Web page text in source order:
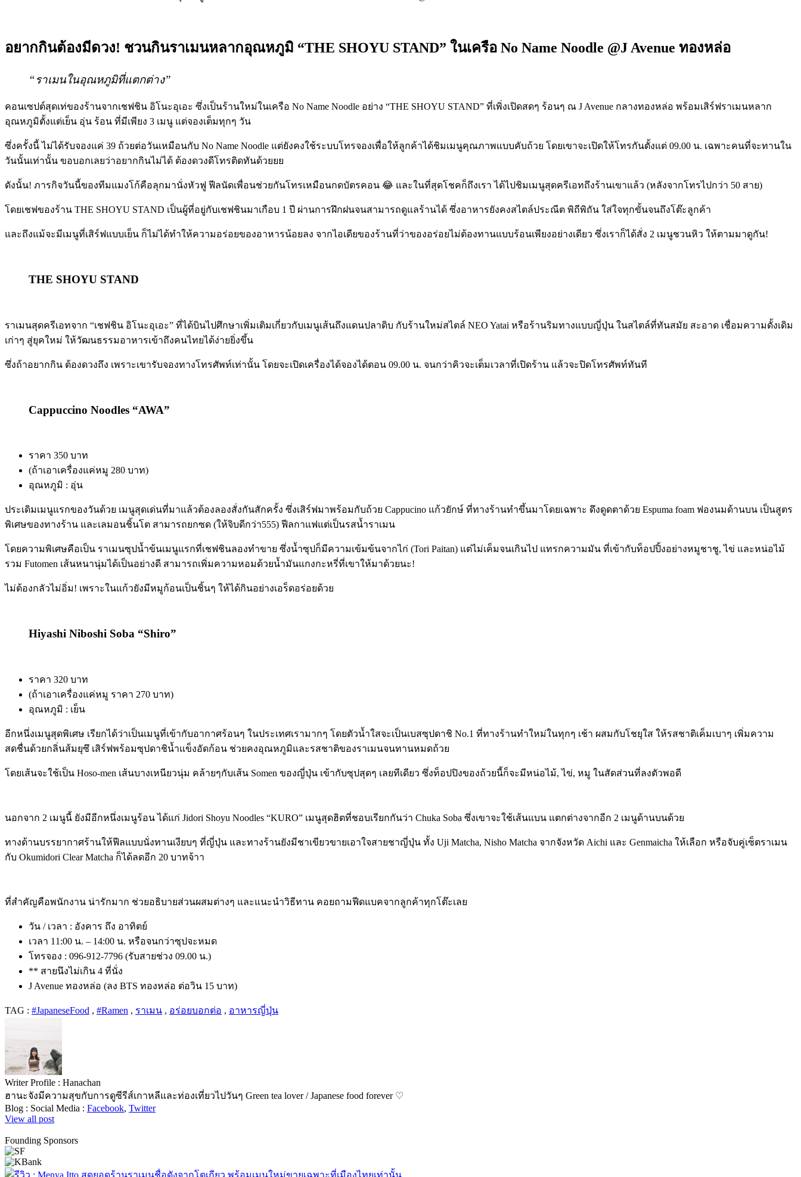
อยากกินต้องมีดวง! ชวนกินราเมนหลากอุณหภูมิ “THE SHOYU STAND” ในเครือ No Name Noodle @J Avenue ทองหล่อ
“ราเมนในอุณหภูมิที่แตกต่าง”
คอนเซปต์สุดเท่ของร้านจากเชฟชิน อิโนะอุเอะ ซึ่งเป็นร้านใหม่ในเครือ No Name Noodle อย่าง “THE SHOYU STAND” ที่เพิ่งเปิดสดๆ ร้อนๆ ณ J Avenue กลางทองหล่อ พร้อมเสิร์ฟราเมนหลาก
อุณหภูมิตั้งแต่เย็น อุ่น ร้อน ที่มีเพียง 3 เมนู แต่จองเต็มทุกๆ วัน
ซึ่งครั้งนี้ ไม่ได้รับจองแค่ 39 ถ้วยต่อวันเหมือนกับ No Name Noodle แต่ยังคงใช้ระบบโทรจองเพื่อให้ลูกค้าได้ชิมเมนูคุณภาพแบบคับถ้วย โดยเขาจะเปิดให้โทรกันตั้งแต่ 09.00 น. เฉพาะคนที่จะทานใน
วันนั้นเท่านั้น ขอบอกเลยว่าอยากกินไม่ได้ ต้องดวงดีโทรติดทันด้วยยย
ดังนั้น! ภารกิจวันนี้ของทีมแมงโก้คือลุกมานั่งหัวฟู ฟีลนัดเพื่อนช่วยกันโทรเหมือนกดบัตรคอน 😂 และในที่สุดโชคก็ถึงเรา ได้ไปชิมเมนูสุดครีเอทถึงร้านเขาแล้ว (หลังจากโทรไปกว่า 50 สาย)
โดยเชฟของร้าน THE SHOYU STAND เป็นผู้ที่อยู่กับเชฟชินมาเกือบ 1 ปี ผ่านการฝึกฝนจนสามารถดูแลร้านได้ ซึ่งอาหารยังคงสไตล์ประณีต พิถีพิถัน ใส่ใจทุกขั้นจนถึงโต๊ะลูกค้า
และถึงแม้จะมีเมนูที่เสิร์ฟแบบเย็น ก็ไม่ได้ทำให้ความอร่อยของอาหารน้อยลง จากไอเดียของร้านที่ว่าของอร่อยไม่ต้องทานแบบร้อนเพียงอย่างเดียว ซึ่งเราก็ได้สั่ง 2 เมนูชวนหิว ให้ตามมาดูกัน!
THE SHOYU STAND
ราเมนสุดครีเอทจาก “เชฟชิน อิโนะอุเอะ” ที่ได้บินไปศึกษาเพิ่มเติมเกี่ยวกับเมนูเส้นถึงแดนปลาดิบ กับร้านใหม่สไตล์ NEO Yatai หรือร้านริมทางแบบญี่ปุ่น ในสไตล์ที่ทันสมัย สะอาด เชื่อมความดั้งเดิม
เก่าๆ สู่ยุคใหม่ ให้วัฒนธรรมอาหารเข้าถึงคนไทยได้ง่ายยิ่งขึ้น
ซึ่งถ้าอยากกิน ต้องดวงถึง เพราะเขารับจองทางโทรศัพท์เท่านั้น โดยจะเปิดเครื่องได้จองได้ตอน 09.00 น. จนกว่าคิวจะเต็มเวลาที่เปิดร้าน แล้วจะปิดโทรศัพท์ทันที
Cappuccino Noodles “AWA”
ราคา 350 บาท
(ถ้าเอาเครื่องแค่หมู 280 บาท)
อุณหภูมิ : อุ่น
ประเดิมเมนูแรกของวันด้วย เมนูสุดเด่นที่มาแล้วต้องลองสั่งกันสักครั้ง ซึ่งเสิร์ฟมาพร้อมกับถ้วย Cappucino แก้วยักษ์ ที่ทางร้านทำขึ้นมาโดยเฉพาะ ดึงดูดตาด้วย Espuma foam ฟองนมด้านบน เป็นสูตร
พิเศษของทางร้าน และเลมอนชิ้นโต สามารถยกซด (ให้จิบดีกว่า555) ฟีลกาแฟแต่เป็นรสน้ำราเมน
โดยความพิเศษคือเป็น ราเมนซุปน้ำข้นเมนูแรกที่เชฟชินลองทำขาย ซึ่งน้ำซุปก็มีความเข้มข้นจากไก่ (Tori Paitan) แต่ไม่เค็มจนเกินไป แทรกความมัน ที่เข้ากับท็อปปิ้งอย่างหมูชาชู, ไข่ และหน่อไม้
รวม Futomen เส้นหนานุ่มได้เป็นอย่างดี สามารถเพิ่มความหอมด้วยน้ำมันแกงกะหรี่ที่เขาให้มาด้วยนะ!
ไม่ต้องกลัวไม่อิ่ม! เพราะในแก้วยังมีหมูก้อนเป็นชิ้นๆ ให้ได้กินอย่างเอร็ดอร่อยด้วย
Hiyashi Niboshi Soba “Shiro”
ราคา 320 บาท
(ถ้าเอาเครื่องแค่หมู ราคา 270 บาท)
อุณหภูมิ : เย็น
อีกหนึ่งเมนูสุดพิเศษ เรียกได้ว่าเป็นเมนูที่เข้ากับอากาศร้อนๆ ในประเทศเรามากๆ โดยตัวน้ำใสจะเป็นเบสซุปดาชิ No.1 ที่ทางร้านทำใหม่ในทุกๆ เช้า ผสมกับโชยุใส ให้รสชาติเค็มเบาๆ เพิ่มความ
สดชื่นด้วยกลิ่นส้มยุซึ เสิร์ฟพร้อมซุปดาชิน้ำแข็งอัดก้อน ช่วยคงอุณหภูมิและรสชาติของราเมนจนทานหมดถ้วย
โดยเส้นจะใช้เป็น Hoso-men เส้นบางเหนียวนุ่ม คล้ายๆกับเส้น Somen ของญี่ปุ่น เข้ากับซุปสุดๆ เลยทีเดียว ซึ่งท็อปปิงของถ้วยนี้ก็จะมีหน่อไม้, ไข่, หมู ในสัดส่วนที่ลงตัวพอดี
นอกจาก 2 เมนูนี้ ยังมีอีกหนึ่งเมนูร้อน ได้แก่ Jidori Shoyu Noodles “KURO” เมนูสุดฮิตที่ชอบเรียกกันว่า Chuka Soba ซึ่งเขาจะใช้เส้นแบน แตกต่างจากอีก 2 เมนูด้านบนด้วย
ทางด้านบรรยากาศร้านให้ฟีลแบบนั่งทานเงียบๆ ที่ญี่ปุ่น และทางร้านยังมีชาเขียวขายเอาใจสายชาญี่ปุ่น ทั้ง Uji Matcha, Nisho Matcha จากจังหวัด Aichi และ Genmaicha ให้เลือก หรือจับคู่เซ็ตราเมน
กับ Okumidori Clear Matcha ก็ได้ลดอีก 20 บาทจ้าา
ที่สำคัญคือพนักงาน น่ารักมาก ช่วยอธิบายส่วนผสมต่างๆ และแนะนำวิธีทาน คอยถามฟีดแบคจากลูกค้าทุกโต๊ะเลย
วัน / เวลา : อังคาร ถึง อาทิตย์
เวลา 11:00 น. – 14:00 น. หรือจนกว่าซุปจะหมด
โทรจอง : 096-912-7796 (รับสายช่วง 09.00 น.)
** สายนึงไม่เกิน 4 ที่นั่ง
J Avenue ทองหล่อ (ลง BTS ทองหล่อ ต่อวิน 15 บาท)
TAG : #JapaneseFood , #Ramen , ราเมน , อร่อยบอกต่อ , อาหารญี่ปุ่น
Writer Profile : Hanachan
ฮานะจังมีความสุขกับการดูซีรีส์เกาหลีและท่องเที่ยวไปวันๆ Green tea lover / Japanese food forever ♡
Blog : Social Media : Facebook, Twitter
View all post
Founding Sponsors